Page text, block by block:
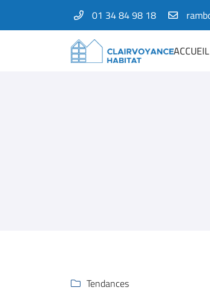
01 34 84 98 18
ACCUEIL
1 Bis rue Amelia Earhart
78125 Gazeran
01 34 84 98 18
Code Captcha
 Tendances